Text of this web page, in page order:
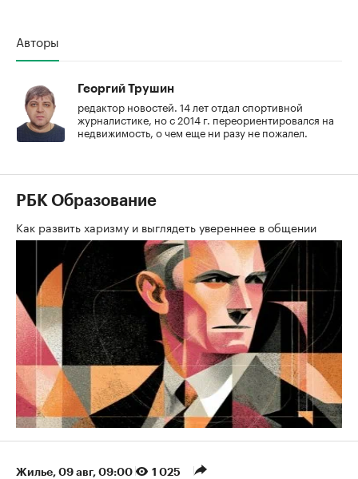
Авторы
Георгий Трушин
редактор новостей. 14 лет отдал спортивной
журналистике, но с 2014 г. переориентировался на
недвижимость, о чем еще ни разу не пожалел.
РБК Образование
Как развить харизму и выглядеть увереннее в общении
Жилье⁠, 09 авг, 09:00 1 025